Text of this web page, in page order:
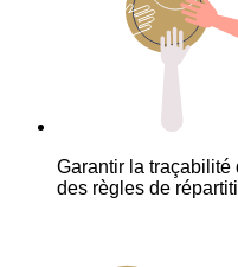
Garantir la traçabilité
des règles de